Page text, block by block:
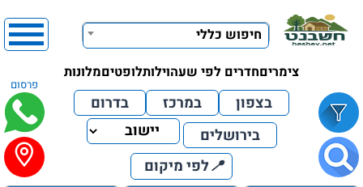
חיפוש כללי
צימריםחדרים לפי שעהוילותלופטיםמלונות
פרסום
בצפון במרכז
בדרום
בירושלים
📍לפי מיקום